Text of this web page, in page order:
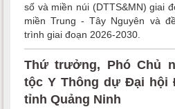
số và miền núi (DTTS&MN) giai
miền Trung - Tây Nguyên và
trình giai đoạn 2026-2030.
Thứ trưởng, Phó Chủ
tộc Y Thông dự Đại hội
tỉnh Quảng Ninh